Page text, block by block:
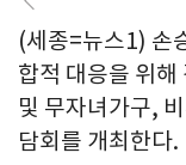
(세종=뉴스1) 손
합적 대응을 위해
및 무자녀가구,
담회를 개최한다.